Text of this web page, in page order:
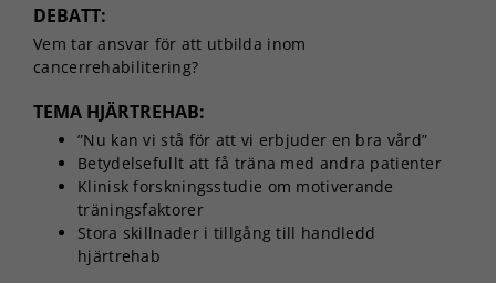
DEBATT:
Vem tar ansvar för att utbilda inom
cancerrehabilitering?
TEMA HJÄRTREHAB:
”Nu kan vi stå för att vi erbjuder en bra vård”
Betydelsefullt att få träna med andra patienter
Klinisk forskningsstudie om motiverande
träningsfaktorer
Stora skillnader i tillgång till handledd
hjärtrehab